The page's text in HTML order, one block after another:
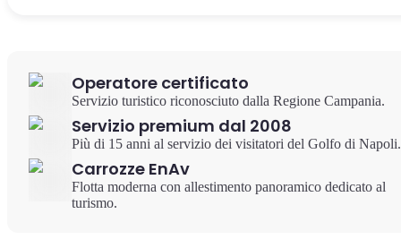
Operatore certificato
Servizio turistico riconosciuto dalla Regione Campania.
Servizio premium dal 2008
Più di 15 anni al servizio dei visitatori del Golfo di Napoli.
Carrozze EnAv
Flotta moderna con allestimento panoramico dedicato al
turismo.